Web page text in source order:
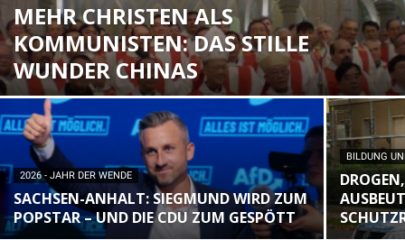
MEHR CHRISTEN ALS
KOMMUNISTEN: DAS STILLE
WUNDER CHINAS
2026 - JAHR DER WENDE
SACHSEN-ANHALT: SIEGMUND WIRD ZUM
POPSTAR – UND DIE CDU ZUM GESPÖTT
BILDUNG